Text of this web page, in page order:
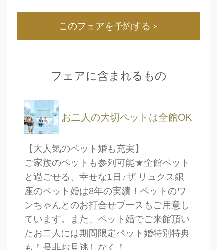
このフェアを予約する
フェアに含まれるもの
お二人の大切ペットは全館OK
【大人気のペット婚も充実】
ご家族のペットも参列可能★全館ペット
と過ごせる、幸せな1日♪ザ リュクス銀
座のペット婚は8年の実績！ペットのワ
ンちゃんとのお打合せブースもご用意し
ています。また、ペット婚でご来館頂い
たお二人には期間限定ペット婚特別特典
も！是非お見逃しなく！
CLOSE
時間を選択してください